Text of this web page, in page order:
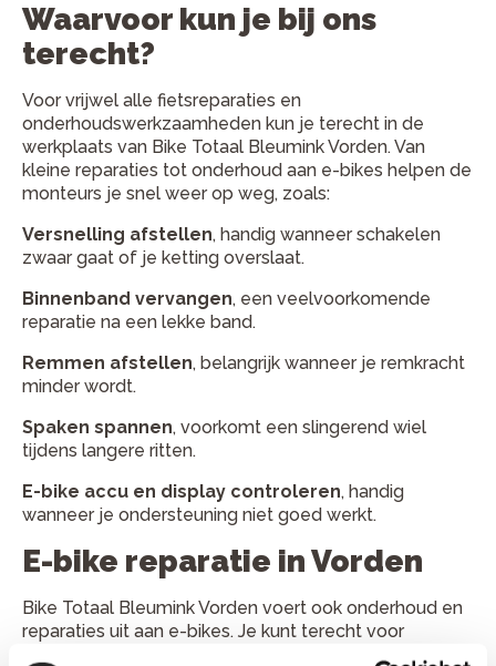
Waarvoor kun je bij ons
terecht?
Voor vrijwel alle fietsreparaties en
onderhoudswerkzaamheden kun je terecht in de
werkplaats van Bike Totaal Bleumink Vorden. Van
kleine reparaties tot onderhoud aan e-bikes helpen de
monteurs je snel weer op weg, zoals:
Versnelling afstellen, handig wanneer schakelen
zwaar gaat of je ketting overslaat.
Binnenband vervangen, een veelvoorkomende
reparatie na een lekke band.
Remmen afstellen, belangrijk wanneer je remkracht
minder wordt.
Spaken spannen, voorkomt een slingerend wiel
tijdens langere ritten.
E-bike accu en display controleren, handig
wanneer je ondersteuning niet goed werkt.
E-bike reparatie in Vorden
Bike Totaal Bleumink Vorden voert ook onderhoud en
reparaties uit aan e-bikes. Je kunt terecht voor
controle van accu, display, aandrijving en remmen. Ook